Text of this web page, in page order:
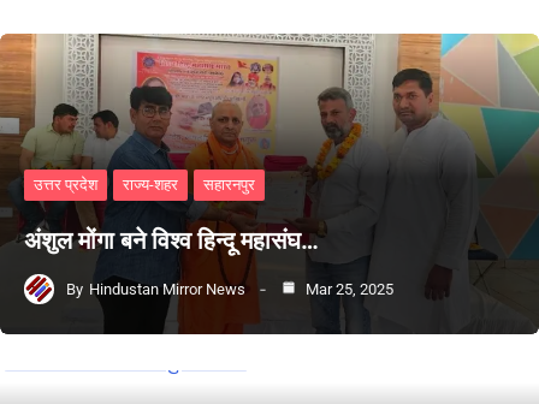
उत्तर प्रदेश राज्य-शहर सहारनपुर
अंशुल मोंगा बने विश्व हिन्दू महासंघ…
By Hindustan Mirror News Mar 25, 2025